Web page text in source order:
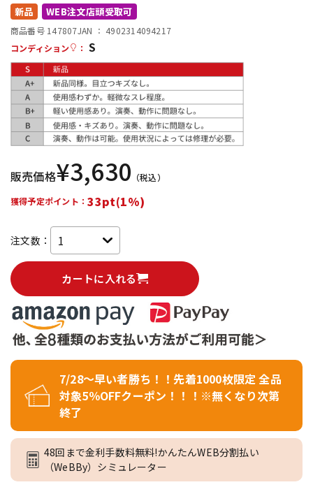
配信/ライブ機器
中古 ヴィンテージ
新品 WEB注文店頭受取可
商品番号 147807JAN ： 4902314094217
コンディション
： S
販売価格¥3,630 （税込）
獲得予定ポイント：33pt(1%)
注文数：
カートに入れる
7/28～早い者勝ち！！先着1000枚限定 全品
対象5％OFFクーポン！！！※無くなり次第
終了
48回まで金利手数料無料!かんたんWEB分割払い
（WeBBy）シミュレーター